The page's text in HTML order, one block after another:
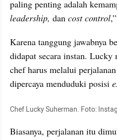
leadership, dan cost control
Karena tanggung jawabnya
didapat secara instan. Lucky
chef harus melalui
dipercaya menduduki posisi
Chef Lucky Suherman. Foto:
Biasanya, perjalanan itu